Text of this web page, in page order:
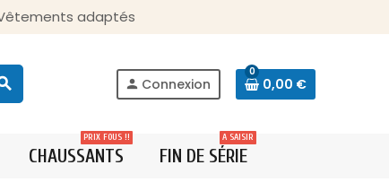
adaptés
person Connexion
0
0,00 €
CHAUSSANTS
PRIX FOUS !!
FIN DE SÉRIE
A SAISIR